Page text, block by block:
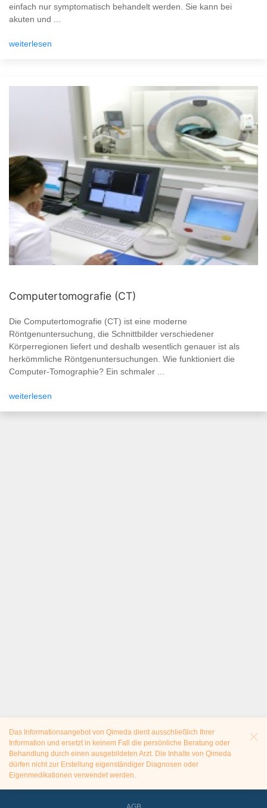
einfach nur symptomatisch behandelt werden. Sie kann bei
akuten und ...
weiterlesen
Computertomografie (CT)
Die Computertomografie (CT) ist eine moderne
Röntgenuntersuchung, die Schnittbilder verschiedener
Körperregionen liefert und deshalb wesentlich genauer ist als
herkömmliche Röntgenuntersuchungen. Wie funktioniert die
Computer-Tomographie? Ein schmaler ...
weiterlesen
Das Informationsangebot von Qimeda dient ausschließlich Ihrer
Information und ersetzt in keinem Fall die persönliche Beratung oder
Behandlung durch einen ausgebildeten Arzt. Die Inhalte von Qimeda
dürfen nicht zur Erstellung eigenständiger Diagnosen oder
Eigenmedikationen verwendet werden.